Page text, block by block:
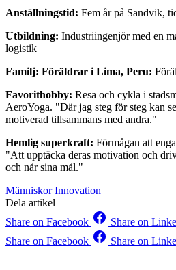
Anställningstid: Fem år på Sandvik,
Utbildning: Industriingenjör med en
logistik
Familj: Föräldrar i Lima, Peru:
Favorithobby: Resa och cykla i
AeroYoga. "Där jag steg för steg kan
motiverad tillsammans med andra."
Hemlig superkraft: Förmågan att
"Att upptäcka deras motivation och
och når sina mål."
MänniskorInnovation
Dela artikel
Share on Facebook
Share on
Share on Facebook
Share on